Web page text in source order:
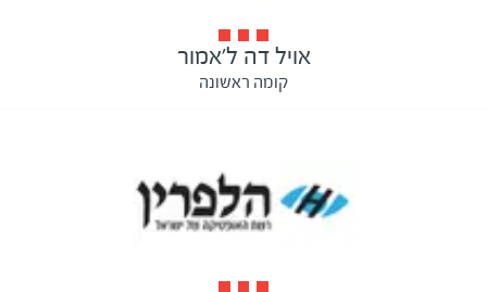
אויל דה ל'אמור
קומה ראשונה